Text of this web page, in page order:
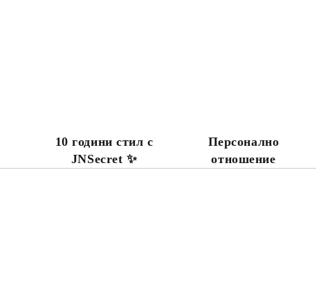
10 години стил с
JNSecret ✨️
Персонално
отношение